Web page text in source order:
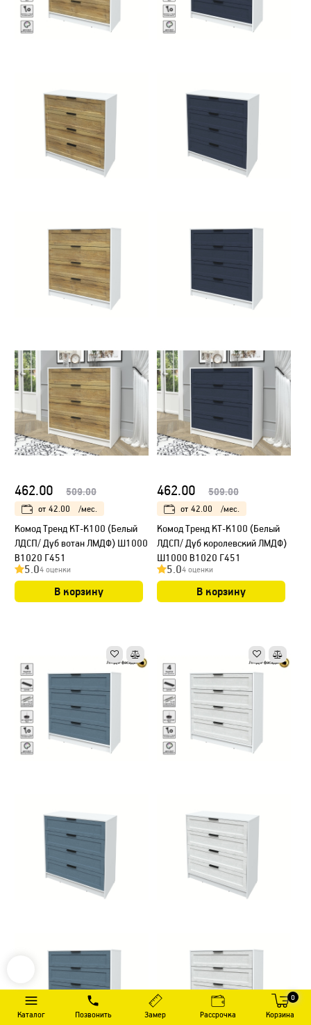
Каталог Позвонить Замер Рассрочка
0
Корзина
462.00 509.00
от 42.00 /мес.
Kомод Тренд КТ-К100 (Белый
ЛДСП/ Дуб вотан ЛМДФ) Ш1000
В1020 Г451
5.04 оценки
В корзину
462.00 509.00
от 42.00 /мес.
Kомод Тренд КТ-К100 (Белый
ЛДСП/ Дуб королевский ЛМДФ)
Ш1000 В1020 Г451
5.04 оценки
В корзину